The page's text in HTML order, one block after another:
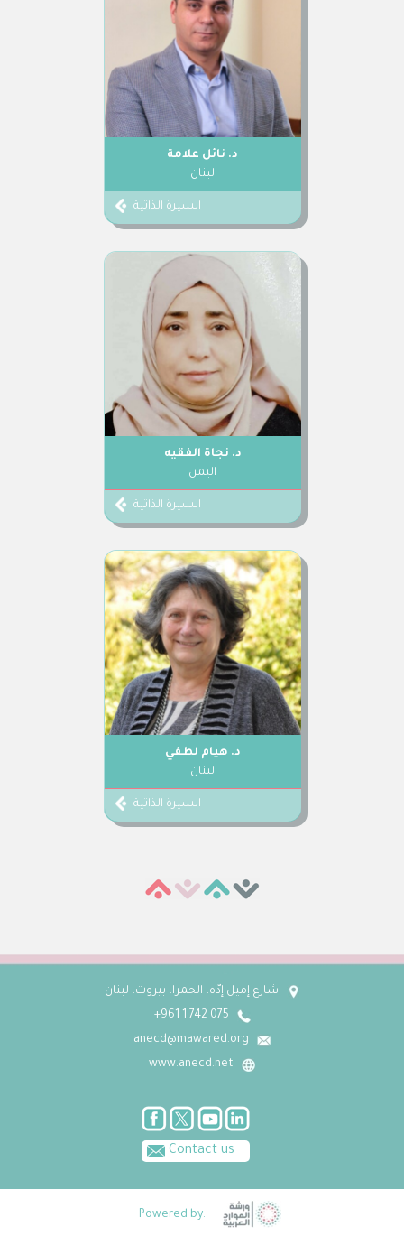
د. نائل علامة
لبنان
السيرة الذاتية
د. نجاة الفقيه
اليمن
السيرة الذاتية
د. هيام لطفي
لبنان
السيرة الذاتية
شارع إميل إدّه، الحمرا، بيروت، لبنان
075 742 1 961+
anecd@mawared.org
www.anecd.net
Contact us
Powered by: